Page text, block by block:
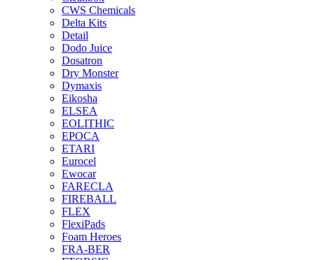
CWS Chemicals
Delta Kits
Detail
Dodo Juice
Dosatron
Dry Monster
Dymaxis
Eikosha
ELSEA
EOLITHIC
EPOCA
ETARI
Eurocel
Ewocar
FARECLA
FIREBALL
FLEX
FlexiPads
Foam Heroes
FRA-BER